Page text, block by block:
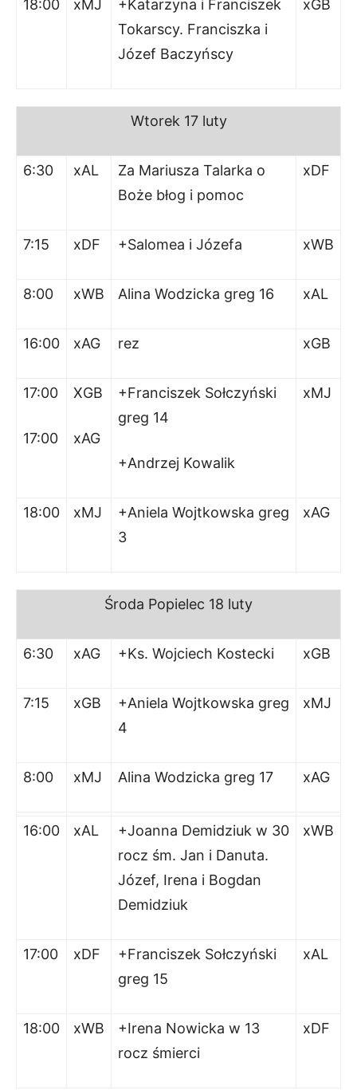
18:00 xMJ
+Katarzyna i Franciszek
Tokarscy. Franciszka i
Józef Baczyńscy
xGB
Wtorek 17 luty
6:30 xAL
Za Mariusza Talarka o
Boże błog i pomoc
xDF
7:15 xDF +Salomea i Józefa xWB
8:00 xWB Alina Wodzicka greg 16 xAL
16:00 xAG rez xGB
17:00
17:00
XGB
xAG
+Franciszek Sołczyński
greg 14
+Andrzej Kowalik
xMJ
18:00 xMJ
+Aniela Wojtkowska greg
3
xAG
Środa Popielec 18 luty
6:30 xAG +Ks. Wojciech Kostecki xGB
7:15 xGB
+Aniela Wojtkowska greg
4
xMJ
8:00 xMJ Alina Wodzicka greg 17 xAG
16:00 xAL
+Joanna Demidziuk w 30
rocz śm. Jan i Danuta.
Józef, Irena i Bogdan
Demidziuk
xWB
17:00 xDF
+Franciszek Sołczyński
greg 15
xAL
18:00 xWB
+Irena Nowicka w 13
rocz śmierci
xDF